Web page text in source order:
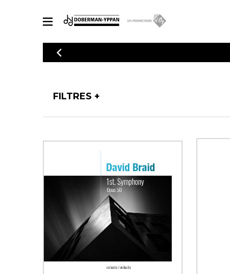
CATALOGUE
PARTITIONS POUR AUTRES INSTRUMENTS
PARTITIONS POUR ENSEMBLES
AUTRES PRODUITS
5
Guitare
FILTRES